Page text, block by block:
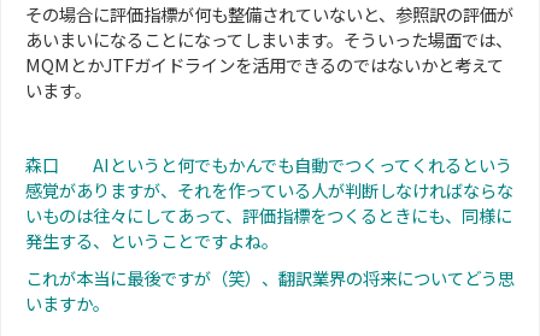
その場合に評価指標が何も整備されていないと、参照訳の評価が
あいまいになることになってしまいます。そういった場面では、
MQMとかJTFガイドラインを活用できるのではないかと考えて
います。
森口 AIというと何でもかんでも自動でつくってくれるという
感覚がありますが、それを作っている人が判断しなければならな
いものは往々にしてあって、評価指標をつくるときにも、同様に
発生する、ということですよね。
これが本当に最後ですが（笑）、翻訳業界の将来についてどう思
いますか。